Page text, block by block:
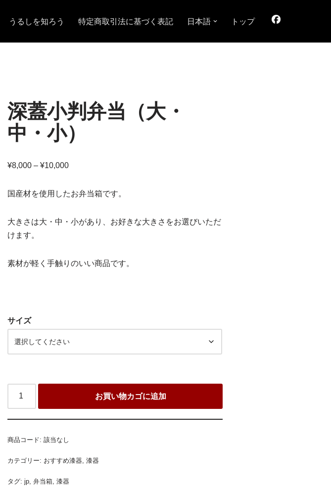
うるしを知ろう 特定商取引法に基づく表記 日本語 トップ
深蓋小判弁当（大・
中・小）
¥8,000 –¥10,000
国産材を使用したお弁当箱です。
大きさは大・中・小があり、お好きな大きさをお選びいただ
けます。
素材が軽く手触りのいい商品です。
サイズ
お買い物カゴに追加
商品コード:該当なし
カテゴリー: おすすめ漆器 ,漆器
タグ:jp ,弁当箱 ,漆器